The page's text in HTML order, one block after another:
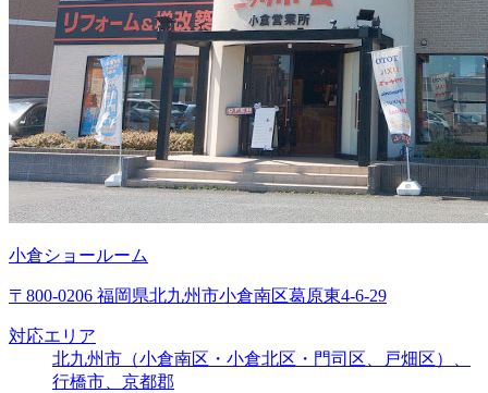
小倉ショールーム
〒800-0206 福岡県北九州市小倉南区葛原東4-6-29
対応エリア
北九州市（小倉南区・小倉北区・門司区、戸畑区）、
行橋市、京都郡